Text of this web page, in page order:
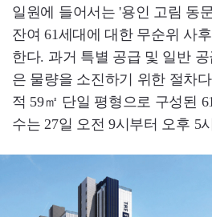
일원에 들어서는 '용인 고림 동
잔여 61세대에 대한 무순위 사
한다. 과거 특별 공급 및 일반
은 물량을 소진하기 위한 절차
적 59㎡ 단일 평형으로 구성된
수는 27일 오전 9시부터 오후 5